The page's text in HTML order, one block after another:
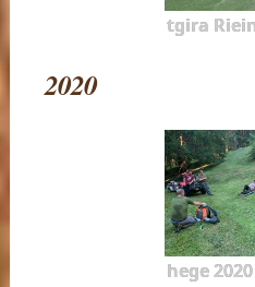
tgira
2020
hege 2020